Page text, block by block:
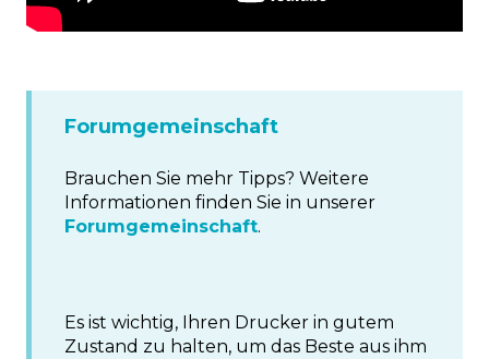
Forumgemeinschaft
Brauchen Sie mehr Tipps? Weitere
Informationen finden Sie in unserer
Forumgemeinschaft.
Es ist wichtig, Ihren Drucker in gutem
Zustand zu halten, um das Beste aus ihm